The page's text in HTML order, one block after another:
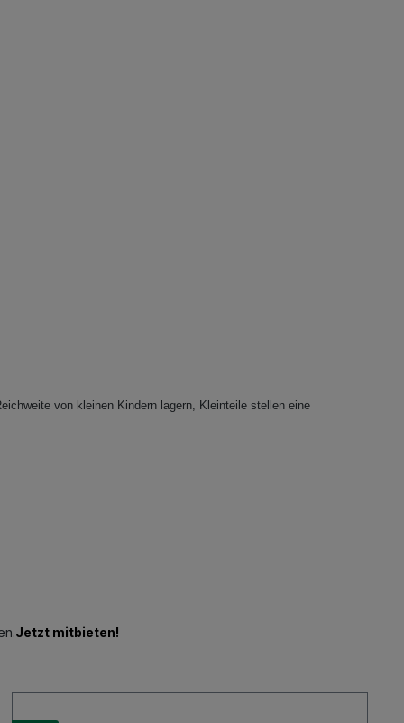
von kleinen Kindern lagern, Kleinteile stellen eine
Jetzt mitbieten!